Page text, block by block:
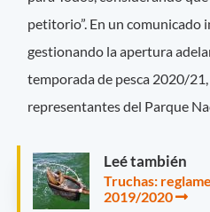
petitorio”. En un comunicado
gestionando la apertura
temporada de pesca 2020/
representantes del Parque
Leé también
Truchas:
2019/2020